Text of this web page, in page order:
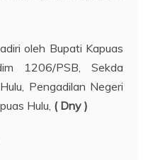
oleh Bupati Kapuas
1206/PSB, Sekda
Pengadilan Negeri
Hulu, ( Dny )